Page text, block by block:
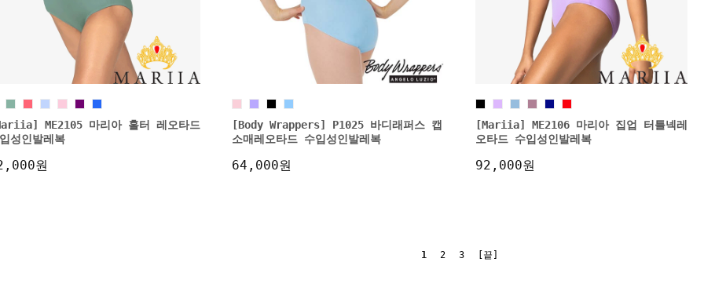
ME2105 마리아 홀터 레오타드
성인발레복
원
[Body Wrappers] P1025 바디래퍼스 캡
소매레오타드 수입성인발레복
64,000원
[Mariia] ME2106 마리아 집업 터틀넥레
오타드 수입성인발레복
92,000원
1 2 3 [끝]